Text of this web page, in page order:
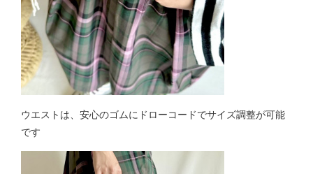
ウエストは、安心のゴムにドローコードでサイズ調整が可能
です